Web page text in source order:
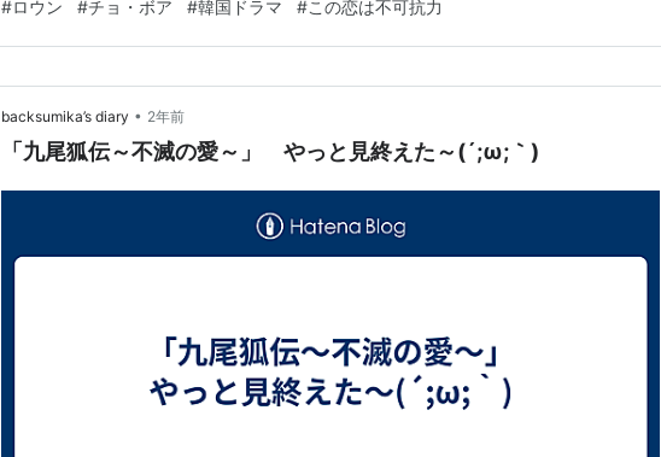
加え、韓ドラで定番の前世要素もあり、見ごたえ十分な作品！ 🧑‍💼ロウン氏演じ…
#ロウン #チョ・ボア #韓国ドラマ #この恋は不可抗力
backsumika’s diary • 2年前
「九尾狐伝～不滅の愛～」 やっと見終えた～(´;ω;｀)